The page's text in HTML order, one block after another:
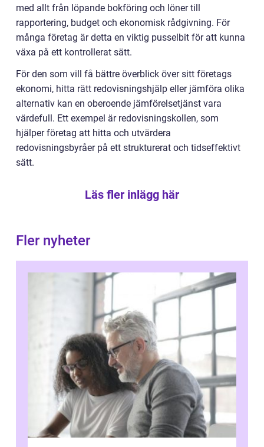
med allt från löpande bokföring och löner till
rapportering, budget och ekonomisk rådgivning. För
många företag är detta en viktig pusselbit för att kunna
växa på ett kontrollerat sätt.
För den som vill få bättre överblick över sitt företags
ekonomi, hitta rätt redovisningshjälp eller jämföra olika
alternativ kan en oberoende jämförelsetjänst vara
värdefull. Ett exempel är redovisningskollen, som
hjälper företag att hitta och utvärdera
redovisningsbyråer på ett strukturerat och tidseffektivt
sätt.
Läs fler inlägg här
Fler nyheter